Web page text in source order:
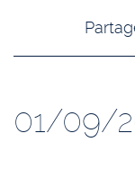
01/09/